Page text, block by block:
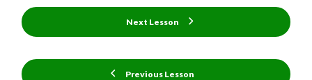
Previous Lesson
Next Lesson